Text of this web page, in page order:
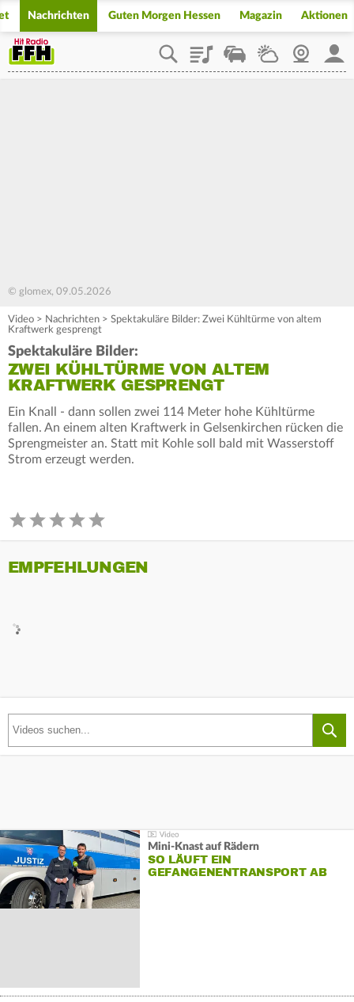
Nachrichten Guten Morgen Hessen Magazin Aktionen
PlaylistStaupilotWetterWebcam
© glomex, 09.05.2026
Video > Nachrichten > Spektakuläre Bilder: Zwei Kühltürme von altem
Kraftwerk gesprengt
Spektakuläre Bilder:
ZWEI KÜHLTÜRME VON ALTEM
KRAFTWERK GESPRENGT
Ein Knall - dann sollen zwei 114 Meter hohe Kühltürme
fallen. An einem alten Kraftwerk in Gelsenkirchen rücken die
Sprengmeister an. Statt mit Kohle soll bald mit Wasserstoff
Strom erzeugt werden.
EMPFEHLUNGEN
Mini-Knast auf Rädern
SO LÄUFT EIN
GEFANGENENTRANSPORT AB